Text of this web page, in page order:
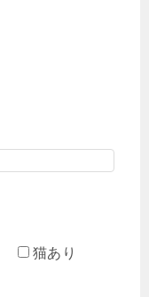
猫あり